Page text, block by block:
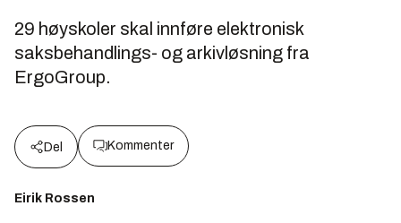
29 høyskoler skal innføre elektronisk
saksbehandlings- og arkivløsning fra
ErgoGroup.
Del Kommenter
Eirik Rossen